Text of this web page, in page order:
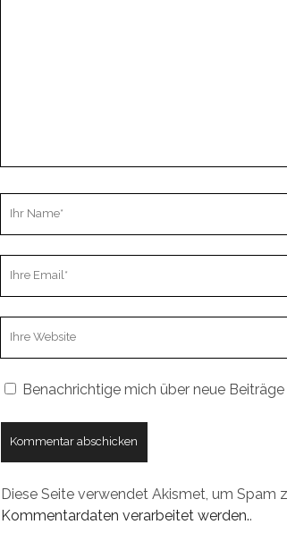
Benachrichtige mich über neue Beiträge
Diese Seite verwendet Akismet, um Spam
Kommentardaten verarbeitet werden..